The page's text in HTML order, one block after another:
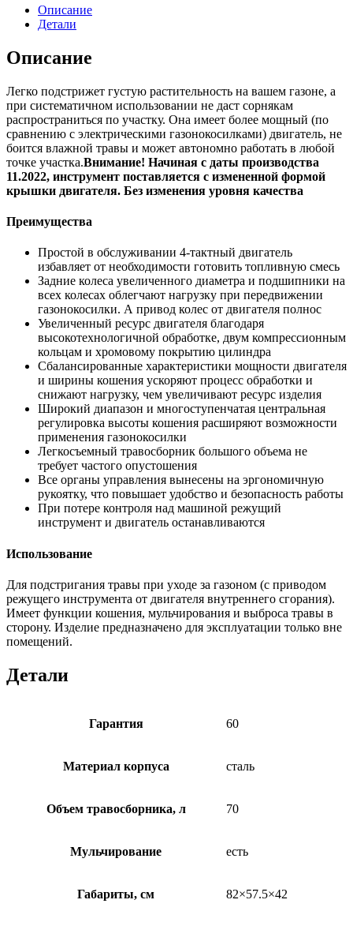
Описание
Детали
Описание
Легко подстрижет густую растительность на вашем газоне, а
при систематичном использовании не даст сорнякам
распространиться по участку. Она имеет более мощный (по
сравнению с электрическими газонокосилками) двигатель, не
боится влажной травы и может автономно работать в любой
точке участка.Внимание! Начиная с даты производства
11.2022, инструмент поставляется с измененной формой
крышки двигателя. Без изменения уровня качества
Преимущества
Простой в обслуживании 4-тактный двигатель
избавляет от необходимости готовить топливную смесь
Задние колеса увеличенного диаметра и подшипники на
всех колесах облегчают нагрузку при передвижении
газонокосилки. А привод колес от двигателя полнос
Увеличенный ресурс двигателя благодаря
высокотехнологичной обработке, двум компрессионным
кольцам и хромовому покрытию цилиндра
Сбалансированные характеристики мощности двигателя
и ширины кошения ускоряют процесс обработки и
снижают нагрузку, чем увеличивают ресурс изделия
Широкий диапазон и многоступенчатая центральная
регулировка высоты кошения расширяют возможности
применения газонокосилки
Легкосъемный травосборник большого объема не
требует частого опустошения
Все органы управления вынесены на эргономичную
рукоятку, что повышает удобство и безопасность работы
При потере контроля над машиной режущий
инструмент и двигатель останавливаются
Использование
Для подстригания травы при уходе за газоном (с приводом
режущего инструмента от двигателя внутреннего сгорания).
Имеет функции кошения, мульчирования и выброса травы в
сторону. Изделие предназначено для эксплуатации только вне
помещений.
Детали
Гарантия 60
Материал корпуса сталь
Объем травосборника, л 70
Мульчирование есть
Габариты, см 82×57.5×42